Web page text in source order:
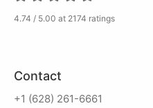
4.74 / 5.00 at 2174 ratings
Contact
+1 (628) 261-6661